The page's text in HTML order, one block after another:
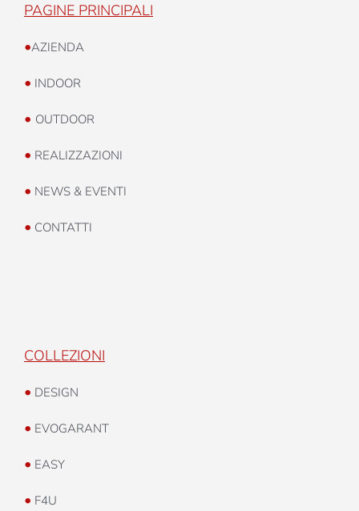
PAGINE PRINCIPALI
•AZIENDA
• INDOOR
• OUTDOOR
• REALIZZAZIONI
• NEWS & EVENTI
• CONTATTI
COLLEZIONI
• DESIGN
• EVOGARANT
• EASY
• F4U